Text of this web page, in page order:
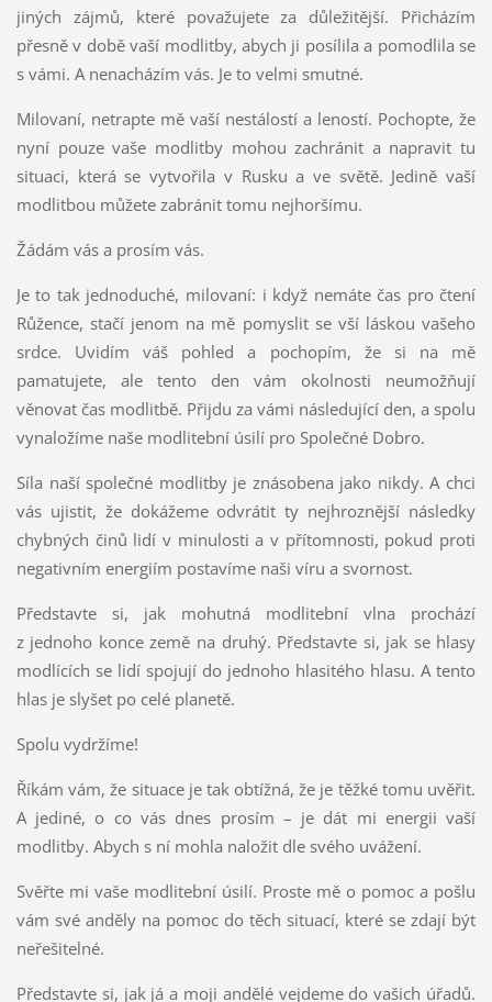
jiných zájmů, které považujete za důležitější. Přicházím
přesně v době vaší modlitby, abych ji posílila a pomodlila se
s vámi. A nenacházím vás. Je to velmi smutné.
Milovaní, netrapte mě vaší nestálostí a leností. Pochopte, že
nyní pouze vaše modlitby mohou zachránit a napravit tu
situaci, která se vytvořila v Rusku a ve světě. Jedině vaší
modlitbou můžete zabránit tomu nejhoršímu.
Žádám vás a prosím vás.
Je to tak jednoduché, milovaní: i když nemáte čas pro čtení
Růžence, stačí jenom na mě pomyslit se vší láskou vašeho
srdce. Uvidím váš pohled a pochopím, že si na mě
pamatujete, ale tento den vám okolnosti neumožňují
věnovat čas modlitbě. Přijdu za vámi následující den, a spolu
vynaložíme naše modlitební úsilí pro Společné Dobro.
Síla naší společné modlitby je znásobena jako nikdy. A chci
vás ujistit, že dokážeme odvrátit ty nejhroznější následky
chybných činů lidí v minulosti a v přítomnosti, pokud proti
negativním energiím postavíme naši víru a svornost.
Představte si, jak mohutná modlitební vlna prochází
z jednoho konce země na druhý. Představte si, jak se hlasy
modlících se lidí spojují do jednoho hlasitého hlasu. A tento
hlas je slyšet po celé planetě.
Spolu vydržíme!
Říkám vám, že situace je tak obtížná, že je těžké tomu uvěřit.
A jediné, o co vás dnes prosím – je dát mi energii vaší
modlitby. Abych s ní mohla naložit dle svého uvážení.
Svěřte mi vaše modlitební úsilí. Proste mě o pomoc a pošlu
vám své anděly na pomoc do těch situací, které se zdají být
neřešitelné.
Představte si, jak já a moji andělé vejdeme do vašich úřadů.